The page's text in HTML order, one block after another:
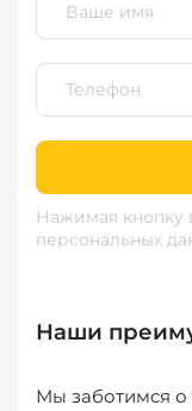
Нажимая кнопку
персональных
Наши
Мы заботимся о